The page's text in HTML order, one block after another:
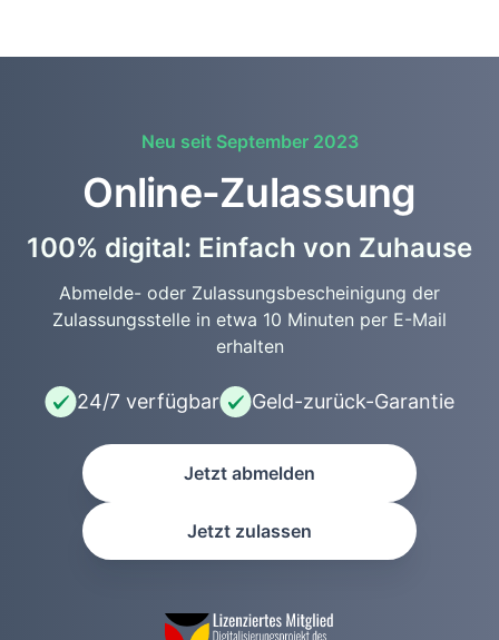
Neu seit September 2023
Online-Zulassung
100% digital: Einfach von Zuhause
Abmelde- oder Zulassungsbescheinigung der
Zulassungsstelle in etwa 10 Minuten per E-Mail
erhalten
24/7 verfügbar Geld-zurück-Garantie
Jetzt abmelden
Jetzt zulassen